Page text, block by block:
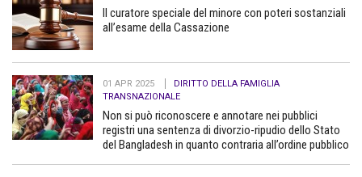
Il curatore speciale del minore con poteri sostanziali
all’esame della Cassazione
01 APR 2025
DIRITTO DELLA FAMIGLIA
TRANSNAZIONALE
Non si può riconoscere e annotare nei pubblici
registri una sentenza di divorzio-ripudio dello Stato
del Bangladesh in quanto contraria all’ordine pubblico